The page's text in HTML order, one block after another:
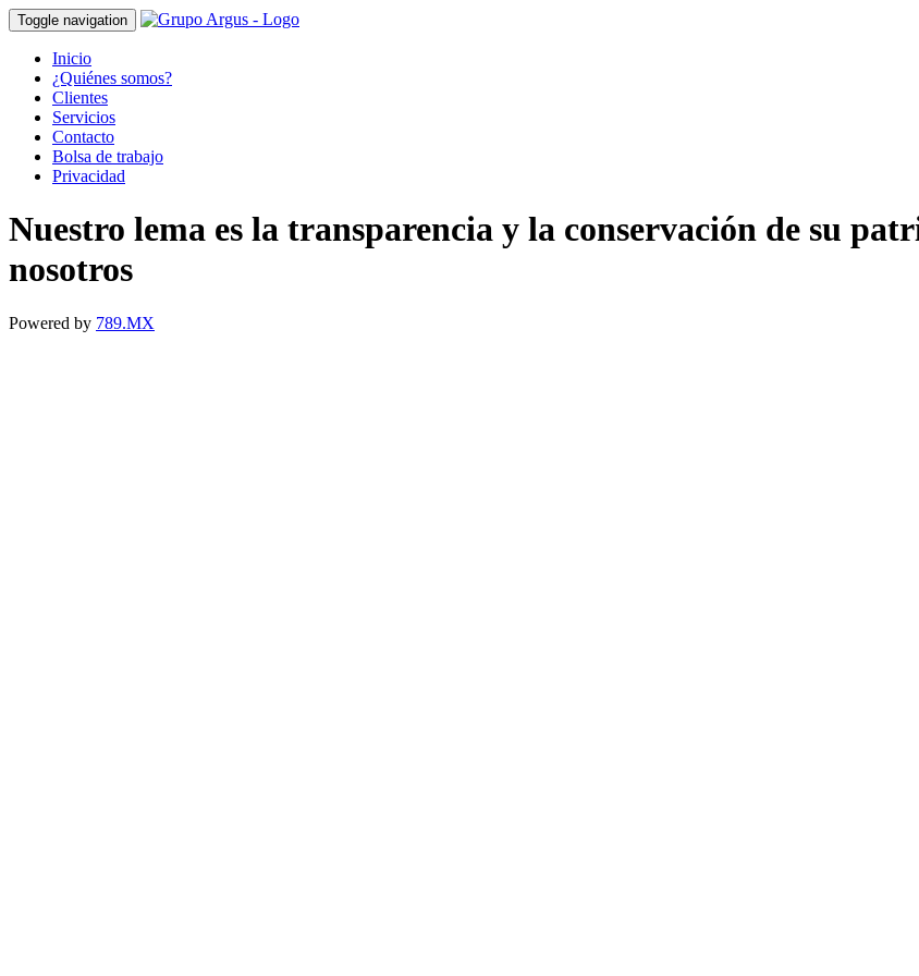
Toggle navigation
Inicio
¿Quiénes somos?
Clientes
Servicios
Contacto
Bolsa de trabajo
Privacidad
Nuestro lema es la transparencia y la conservación de su
nosotros
Powered by 789.MX